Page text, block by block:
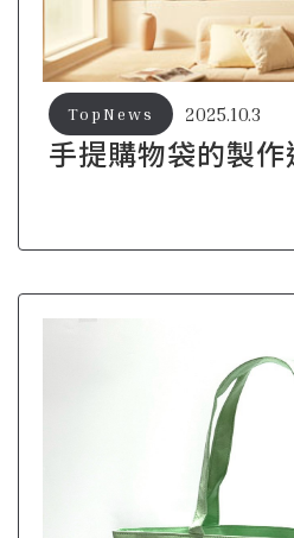
手提購物袋的製作
2025.10.3
TopNews